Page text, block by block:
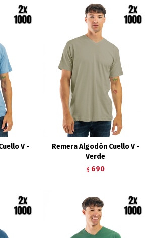
V -
Remera Algodón Cuello V -
Verde
$ 690